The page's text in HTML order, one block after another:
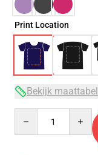
Print Location
Bekijk maattabel